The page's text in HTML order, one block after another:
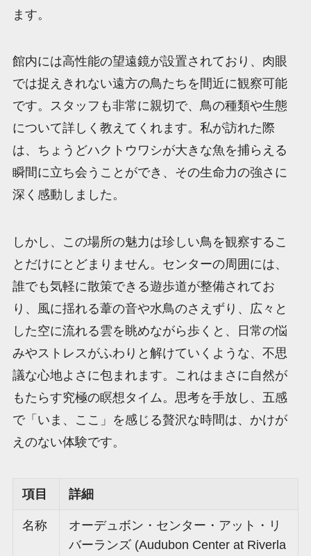
ます。
館内には高性能の望遠鏡が設置されており、肉眼
では捉えきれない遠方の鳥たちを間近に観察可能
です。スタッフも非常に親切で、鳥の種類や生態
について詳しく教えてくれます。私が訪れた際
は、ちょうどハクトウワシが大きな魚を捕らえる
瞬間に立ち会うことができ、その生命力の強さに
深く感動しました。
しかし、この場所の魅力は珍しい鳥を観察するこ
とだけにとどまりません。センターの周囲には、
誰でも気軽に散策できる遊歩道が整備されてお
り、風に揺れる葦の音や水鳥のさえずり、広々と
した空に流れる雲を眺めながら歩くと、日常の悩
みやストレスがふわりと解けていくような、不思
議な心地よさに包まれます。これはまさに自然が
もたらす究極の瞑想タイム。思考を手放し、五感
で「いま、ここ」を感じる贅沢な時間は、かけが
えのない体験です。
項目 詳細
名称
オーデュボン・センター・アット・リ
バーランズ (Audubon Center at Riverla